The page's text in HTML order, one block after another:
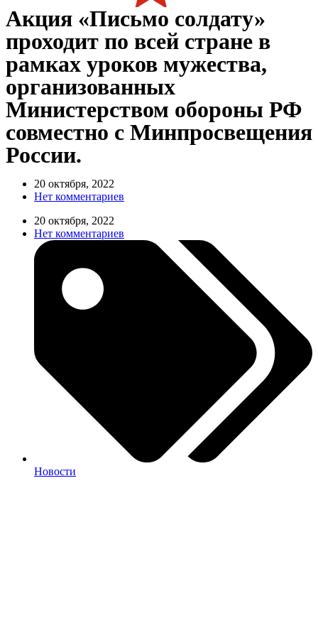
Акция «Письмо солдату»
проходит по всей стране в
рамках уроков мужества,
организованных
Министерством обороны РФ
совместно с Минпросвещения
России.
20 октября, 2022
Нет комментариев
20 октября, 2022
Нет комментариев
Новости